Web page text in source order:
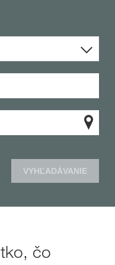
VYHĽADÁVANIE
čo